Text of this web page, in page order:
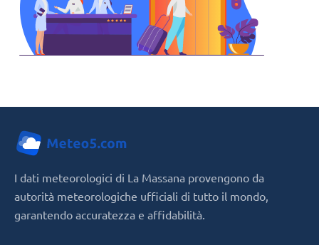
I dati meteorologici di La Massana provengono da
autorità meteorologiche ufficiali di tutto il mondo,
garantendo accuratezza e affidabilità.